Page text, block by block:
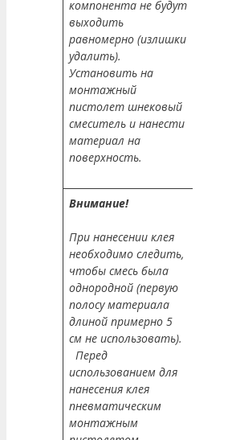
компонента не будут
выходить
равномерно (излишки
удалить).
Установить на
монтажный
пистолет шнековый
смеситель и нанести
материал на
поверхность.
Внимание!
При нанесении клея
необходимо следить,
чтобы смесь была
однородной (первую
полосу материала
длиной примерно 5
см не использовать).
Перед
использованием для
нанесения клея
пневматическим
монтажным